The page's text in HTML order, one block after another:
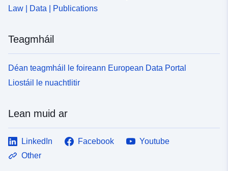
Law | Data | Publications
Teagmháil
Déan teagmháil le foireann European Data Portal
Liostáil le nuachtlitir
Lean muid ar
LinkedIn Facebook
Youtube
Other